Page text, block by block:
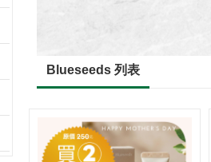
Blueseeds 列表